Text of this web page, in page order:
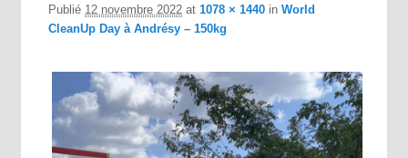
Publié 12 novembre 2022 at1078 × 1440 inWorld
CleanUp Day à Andrésy – 150kg